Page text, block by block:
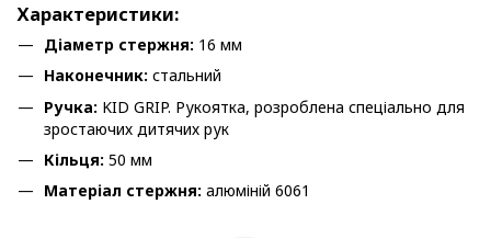
Характеристики:
Діаметр стержня: 16 мм
Наконечник: стальний
Ручка: KID GRIP. Рукоятка, розроблена спеціально для
зростаючих дитячих рук
Кільця: 50 мм
Матеріал стержня: алюміній 6061